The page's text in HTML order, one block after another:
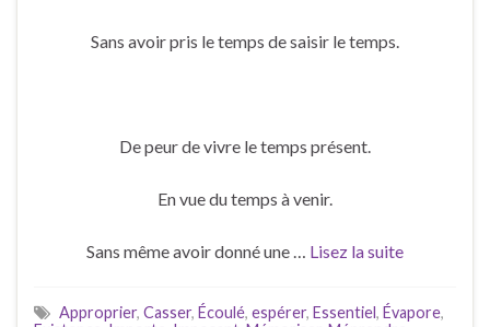
Sans avoir pris le temps de saisir le temps.
De peur de vivre le temps présent.
En vue du temps à venir.
Sans même avoir donné une … Lisez la suite
Approprier, Casser, Écoulé, espérer, Essentiel, Évapore,